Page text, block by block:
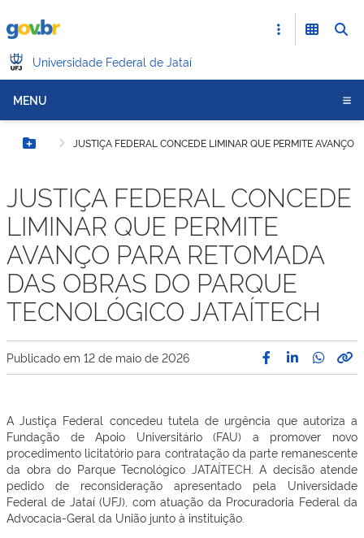
Universidade Federal de Jataí
MENU
Botão MenuJUSTIÇA FEDERAL CONCEDE LIMINAR QUE PERMITE AVANÇO
JUSTIÇA FEDERAL CONCEDE
LIMINAR QUE PERMITE
AVANÇO PARA RETOMADA
DAS OBRAS DO PARQUE
TECNOLÓGICO JATAÍTECH
Publicado em 12 de maio de 2026
A Justiça Federal concedeu tutela de urgência que autoriza a
Fundação de Apoio Universitário (FAU) a promover novo
procedimento licitatório para contratação da parte remanescente
da obra do Parque Tecnológico JATAÍTECH. A decisão atende
pedido de reconsideração apresentado pela Universidade
Federal de Jataí (UFJ), com atuação da Procuradoria Federal da
Advocacia-Geral da União junto à instituição.